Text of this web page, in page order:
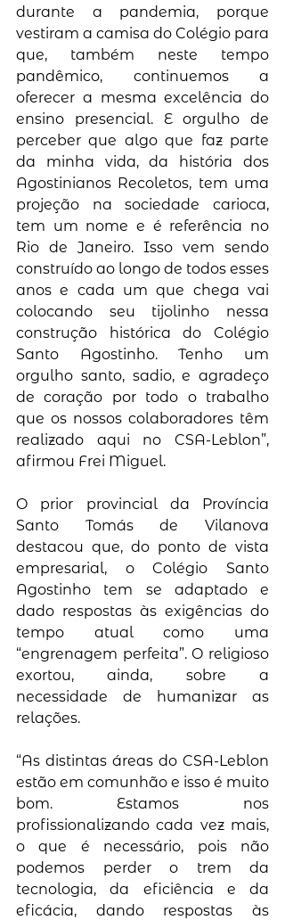
durante a pandemia, porque
vestiram a camisa do Colégio para
que, também neste tempo
pandêmico, continuemos a
oferecer a mesma excelência do
ensino presencial. E orgulho de
perceber que algo que faz parte
da minha vida, da história dos
Agostinianos Recoletos, tem uma
projeção na sociedade carioca,
tem um nome e é referência no
Rio de Janeiro. Isso vem sendo
construído ao longo de todos esses
anos e cada um que chega vai
colocando seu tijolinho nessa
construção histórica do Colégio
Santo Agostinho. Tenho um
orgulho santo, sadio, e agradeço
de coração por todo o trabalho
que os nossos colaboradores têm
realizado aqui no CSA-Leblon”,
afirmou Frei Miguel.
O prior provincial da Província
Santo Tomás de Vilanova
destacou que, do ponto de vista
empresarial, o Colégio Santo
Agostinho tem se adaptado e
dado respostas às exigências do
tempo atual como uma
“engrenagem perfeita”. O religioso
exortou, ainda, sobre a
necessidade de humanizar as
relações.
“As distintas áreas do CSA-Leblon
estão em comunhão e isso é muito
bom. Estamos nos
profissionalizando cada vez mais,
o que é necessário, pois não
podemos perder o trem da
tecnologia, da eficiência e da
eficácia, dando respostas às